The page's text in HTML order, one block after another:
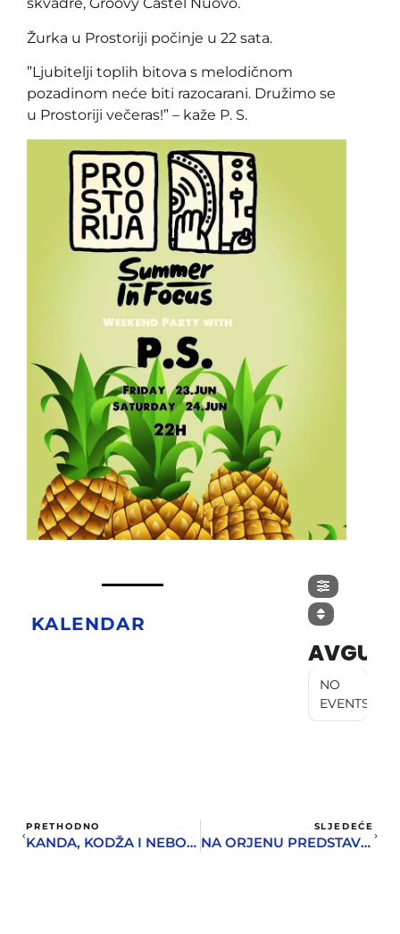
skvadre, Groovy Castel Nuovo.
Žurka u Prostoriji počinje u 22 sata.
”Ljubitelji toplih bitova s melodičnom
pozadinom neće biti razocarani. Družimo se
u Prostoriji večeras!” – kaže P. S.
KALENDAR
AVGUST
NO
EVENTS
PRETHODNO
KANDA, KODŽA I NEBOJŠA 3. JULA U HERCEG NOVOM
SLJEDEĆE
NA ORJENU PREDSTAVLJENA TEHNIKA GRADNJE „NA SUVO“